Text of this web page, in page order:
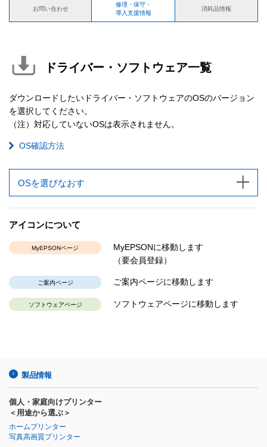
お問い合わせ
修理・保守・
導入支援情報
消耗品情報
ドライバー・ソフトウェア一覧
ダウンロードしたいドライバー・ソフトウェアのOSのバージョン
を選択してください。
（注）対応していないOSは表示されません。
OS確認方法
OSを選びなおす
アイコンについて
MyEPSONページ
MyEPSONに移動します
（要会員登録）
ご案内ページ ご案内ページに移動します
ソフトウェアページ ソフトウェアページに移動します
製品情報
個人・家庭向けプリンター
＜用途から選ぶ＞
ホームプリンター
写真高画質プリンター